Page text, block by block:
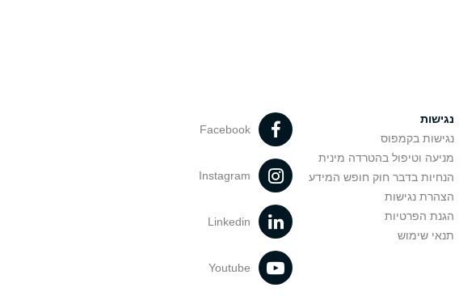
נגישות
נגישות בקמפוס
מניעה וטיפול בהטרדה מינית
הנחיות בדבר חוק חופש המידע
הצהרת נגישות
הגנת הפרטיות
תנאי שימוש
Facebook
Instagram
Linkedin
Youtube